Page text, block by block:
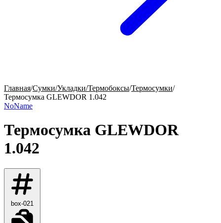
Главная/Сумки/Укладки/Термобоксы/Термосумки/
Термосумка GLEWDOR 1.042
NoName
Термосумка GLEWDOR
1.042
box-021